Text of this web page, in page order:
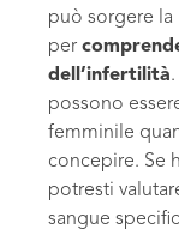
può sorgere la
per
dell’infertilità
possono
femminile
concepire. Se
potresti
sangue